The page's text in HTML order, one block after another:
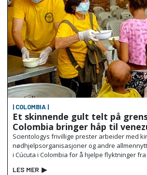
| COLOMBIA |
Et skinnende gult telt på
Colombia bringer håp til
Scientologys frivillige prester arbeider med
nødhjelpsorganisasjoner og andre
i Cúcuta i Colombia for å hjelpe flyktninger
LES MER ▶